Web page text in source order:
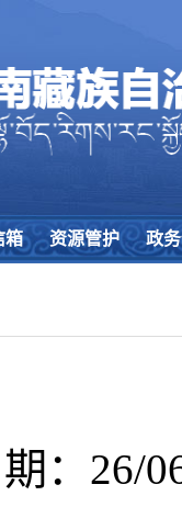
箱 资源管护 政
：26/